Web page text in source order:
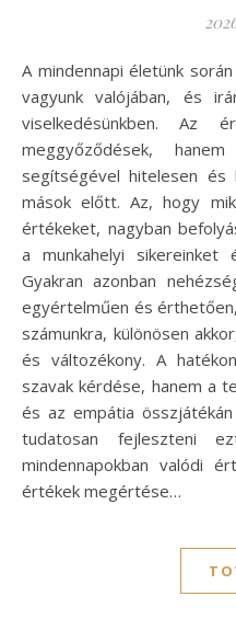
A mindennapi életünk során az értékeink megmutatják, kik
vagyunk valójában, és
viselkedésünkben. Az
meggyőződések,
segítségével hitelesen és
mások előtt. Az, hogy
értékeket, nagyban
a munkahelyi sikereinket
Gyakran azonban
egyértelműen és
számunkra, különösen
és változékony. A
szavak kérdése, hanem a
és az empátia
tudatosan fejleszteni
mindennapokban valódi
értékek megértése…